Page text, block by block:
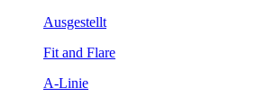
Ausgestellt
Fit and Flare
A-Linie